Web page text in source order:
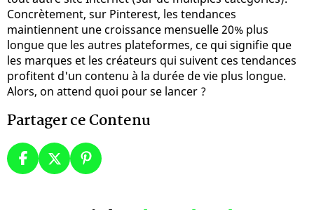
Concrètement, sur Pinterest, les tendances
maintiennent une croissance mensuelle 20% plus
longue que les autres plateformes, ce qui signifie que
les marques et les créateurs qui suivent ces tendances
profitent d'un contenu à la durée de vie plus longue.
Alors, on attend quoi pour se lancer ?
Partager ce Contenu